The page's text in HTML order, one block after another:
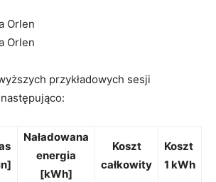
przykładowych sesji
Naładowana
energia
[kWh]
Koszt
całkowity
Koszt
1 kWh